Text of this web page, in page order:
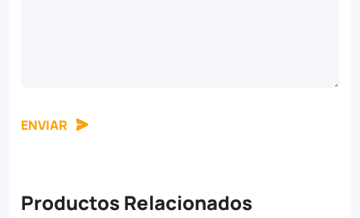
ENVIAR
Productos Relacionados